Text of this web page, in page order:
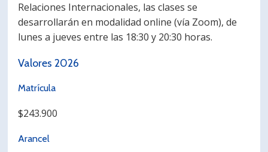
Relaciones Internacionales, las clases se
desarrollarán en modalidad online (vía Zoom), de
lunes a jueves entre las 18:30 y 20:30 horas.
Valores 2026
Matrícula
$243.900
Arancel